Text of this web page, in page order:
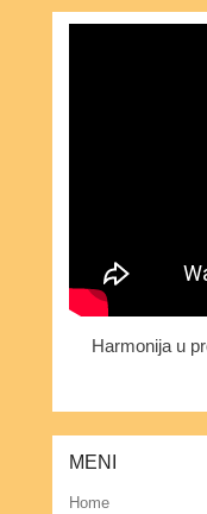
Harmonija u
MENI
Home